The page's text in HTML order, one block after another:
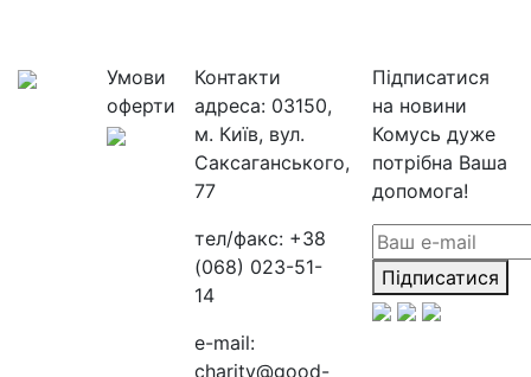
Умови
оферти
Контакти
адреса: 03150,
м. Київ, вул.
Саксаганського,
77
тел/факс: +38
(068) 023-51-
14
e-mail:
charity@good-
Підписатися
на новини
Комусь дуже
потрібна Ваша
допомога!
Підписатися